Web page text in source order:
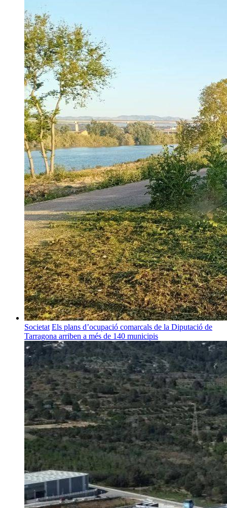
Societat Els plans d’ocupació comarcals de la Diputació de
Tarragona arriben a més de 140 municipis